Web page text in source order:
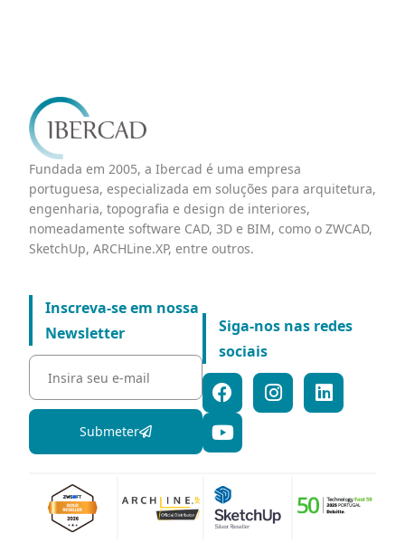
Fundada em 2005, a Ibercad é uma empresa
portuguesa, especializada em soluções para arquitetura,
engenharia, topografia e design de interiores,
nomeadamente software CAD, 3D e BIM, como o ZWCAD,
SketchUp, ARCHLine.XP, entre outros.
Inscreva-se em nossa
Newsletter
Submeter
Siga-nos nas redes
sociais